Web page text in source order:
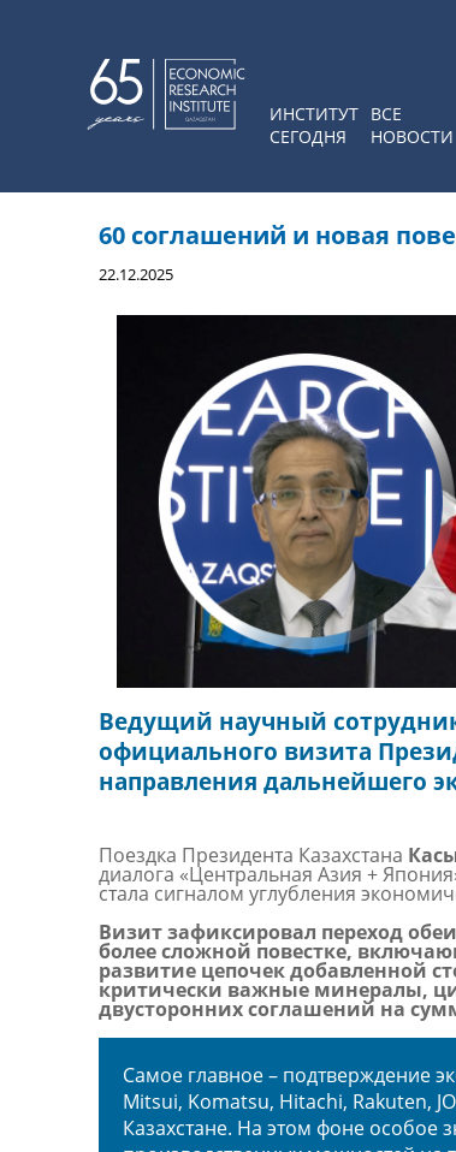
ИНСТИТУТ
СЕГОДНЯ
ВСЕ
НОВОСТИ
60 соглашений и новая
22.12.2025
Ведущий научный
официального визита
направления дальнейшего
Поездка Президента Казахстана
диалога «Центральная Азия +
стала сигналом углубления
Визит зафиксировал переход
более сложной повестке,
развитие цепочек добавленной
критически важные минералы,
двусторонних соглашений на
Самое главное – подтверждение
Mitsui, Komatsu, Hitachi, Rakuten,
Казахстане. На этом фоне особое